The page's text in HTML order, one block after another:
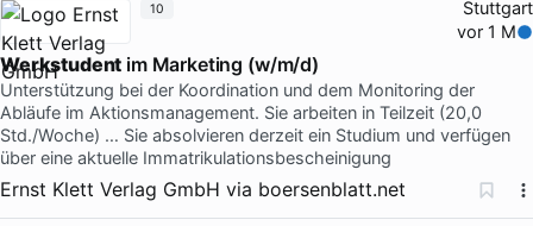
Stuttgart
vor 1 M
Werkstudent im Marketing (w/m/d)
Unterstützung bei der Koordination und dem Monitoring der
Abläufe im Aktionsmanagement. Sie arbeiten in Teilzeit (20,0
Std./Woche) … Sie absolvieren derzeit ein Studium und verfügen
über eine aktuelle Immatrikulationsbescheinigung
Ernst Klett Verlag GmbH via boersenblatt.net
10